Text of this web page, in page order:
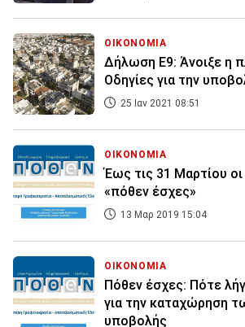
ΟΙΚΟΝΟΜΙΑ
Δήλωση Ε9: Άνοιξε η
Οδηγίες για την
25 Ιαν 2021 08:51
ΟΙΚΟΝΟΜΙΑ
Έως τις 31 Μαρτίου
«πόθεν έσχες»
13 Μαρ 2019 15:04
ΟΙΚΟΝΟΜΙΑ
Πόθεν έσχες: Πότε
για την καταχώρηση
υποβολής